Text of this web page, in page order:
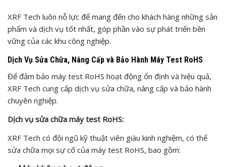
XRF Tech luôn nỗ lực để mang đến cho khách hàng những sản
phẩm và dịch vụ tốt nhất, góp phần vào sự phát triển bền
vững của các khu công nghiệp.
Dịch Vụ Sửa Chữa, Nâng Cấp và Bảo Hành Máy Test RoHS
Để đảm bảo máy test RoHS hoạt động ổn định và hiệu quả,
XRF Tech cung cấp dịch vụ sửa chữa, nâng cấp và bảo hành
chuyên nghiệp.
Dịch vụ sửa chữa máy test RoHS:
XRF Tech có đội ngũ kỹ thuật viên giàu kinh nghiệm, có thể
sửa chữa mọi sự cố của máy test RoHS, bao gồm: